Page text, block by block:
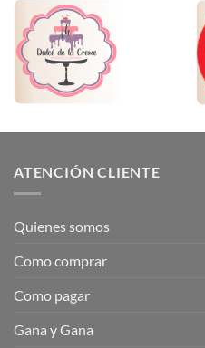
ATENCIÓN CLIENTE
Quienes somos
Como comprar
Como pagar
Gana y Gana